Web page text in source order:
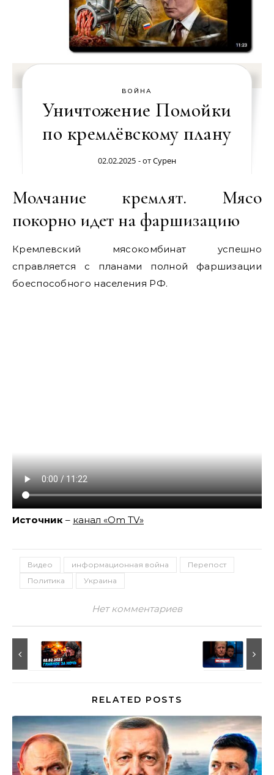
ВОЙНА
Уничтожение Помойки
по кремлёвскому плану
02.02.2025 - отСурен
Молчание кремлят. Мясо
покорно идет на фаршизацию
Кремлевский мясокомбинат успешно
справляется с планами полной фаршизации
боеспособного населения РФ.
Источник – канал «Om TV»
Видео информационная война
Перепост
Политика
Украина
Нет комментариев
RELATED POSTS